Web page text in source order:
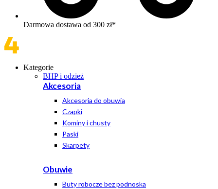
Darmowa dostawa od 300 zł*
Kategorie
BHP i odzież
Akcesoria
Akcesoria do obuwia
Czapki
Kominy i chusty
Paski
Skarpety
Obuwie
Buty robocze bez podnoska